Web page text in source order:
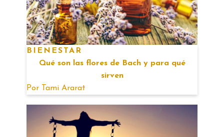
BIENESTAR
Qué son las flores de Bach y para qué
sirven
Por Tami Ararat